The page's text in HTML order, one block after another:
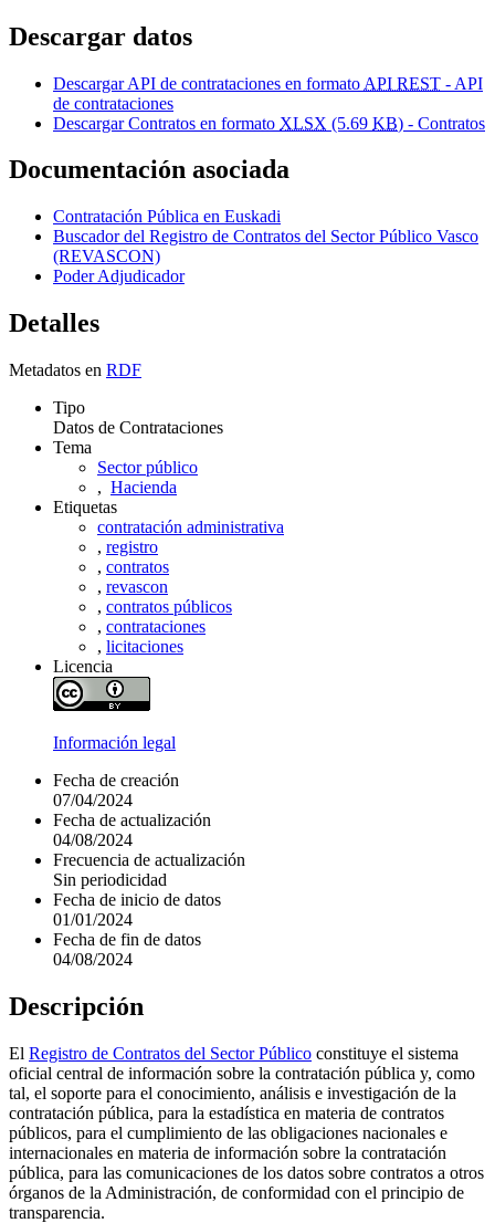
Descargar datos
Descargar API de contrataciones en formato API REST - API
de contrataciones
Descargar Contratos en formato XLSX (5.69 KB) - Contratos
Documentación asociada
Contratación Pública en Euskadi
Buscador del Registro de Contratos del Sector Público Vasco
(REVASCON)
Poder Adjudicador
Detalles
Metadatos en RDF
Tipo
Datos de Contrataciones
Tema
Sector público
, Hacienda
Etiquetas
contratación administrativa
, registro
, contratos
, revascon
, contratos públicos
, contrataciones
, licitaciones
Licencia
Información legal
Fecha de creación
07/04/2024
Fecha de actualización
04/08/2024
Frecuencia de actualización
Sin periodicidad
Fecha de inicio de datos
01/01/2024
Fecha de fin de datos
04/08/2024
Descripción
El Registro de Contratos del Sector Público constituye el sistema
oficial central de información sobre la contratación pública y, como
tal, el soporte para el conocimiento, análisis e investigación de la
contratación pública, para la estadística en materia de contratos
públicos, para el cumplimiento de las obligaciones nacionales e
internacionales en materia de información sobre la contratación
pública, para las comunicaciones de los datos sobre contratos a otros
órganos de la Administración, de conformidad con el principio de
transparencia.